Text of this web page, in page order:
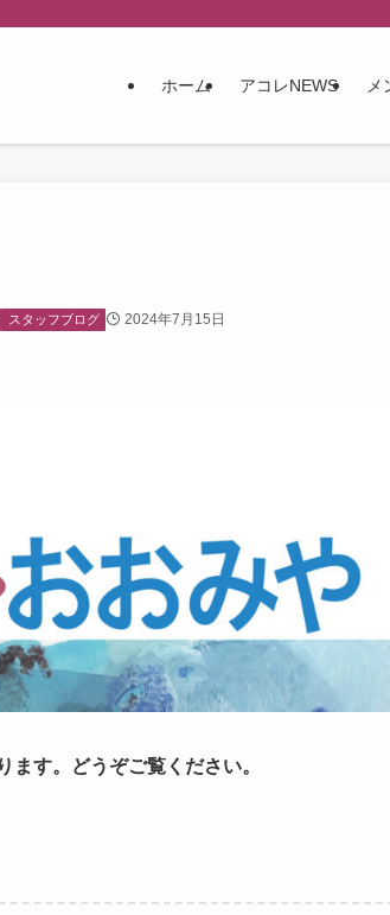
ホーム アコレNEWS
スタッフブログ 2024年7月15日
す。どうぞご覧ください。